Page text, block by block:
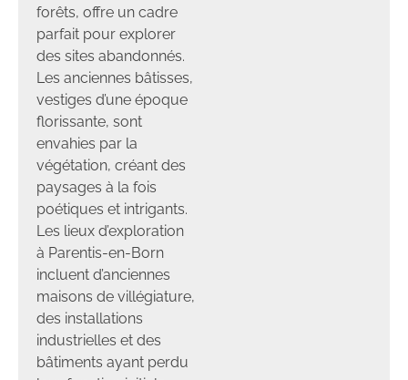
forêts, offre un cadre
parfait pour explorer
des sites abandonnés.
Les anciennes bâtisses,
vestiges d’une époque
florissante, sont
envahies par la
végétation, créant des
paysages à la fois
poétiques et intrigants.
Les lieux d’exploration
à Parentis-en-Born
incluent d’anciennes
maisons de villégiature,
des installations
industrielles et des
bâtiments ayant perdu